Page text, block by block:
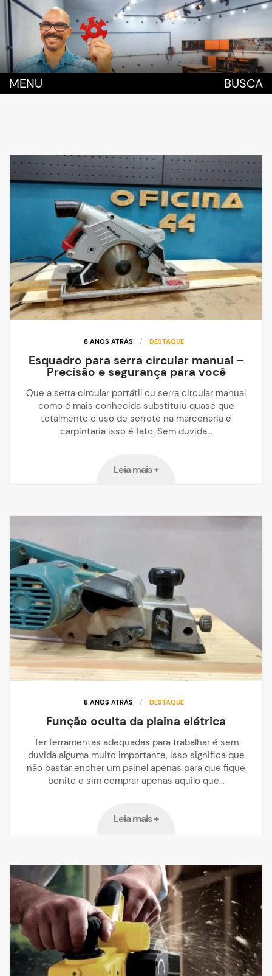
MENU BUSCA
8 ANOS ATRÁS / DESTAQUE
Esquadro para serra circular manual –
Precisão e segurança para você
Que a serra circular portátil ou serra circular manual
como é mais conhecida substituiu quase que
totalmente o uso de serrote na marcenaria e
carpintaria isso é fato. Sem duvida…
Leia mais +
8 ANOS ATRÁS / DESTAQUE
Função oculta da plaina elétrica
Ter ferramentas adequadas para trabalhar é sem
duvida alguma muito importante, isso significa que
não bastar encher um painel apenas para que fique
bonito e sim comprar apenas aquilo que…
Leia mais +